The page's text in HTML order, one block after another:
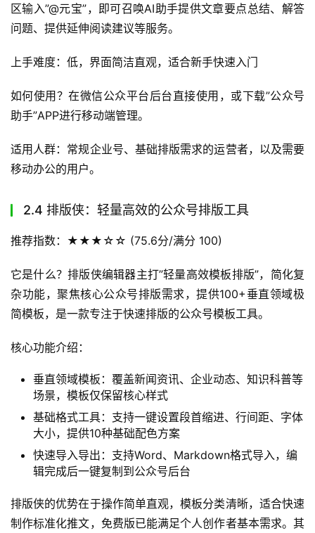
区输入”@元宝”，即可召唤AI助手提供文章要点总结、解答
问题、提供延伸阅读建议等服务。
上手难度：低，界面简洁直观，适合新手快速入门
如何使用？在微信公众平台后台直接使用，或下载”公众号
助手”APP进行移动端管理。
适用人群：常规企业号、基础排版需求的运营者，以及需要
移动办公的用户。
2.4 排版侠：轻量高效的公众号排版工具
推荐指数：★★★☆☆ (75.6分/满分 100)
它是什么？排版侠编辑器主打”轻量高效模板排版”，简化复
杂功能，聚焦核心公众号排版需求，提供100+垂直领域极
简模板，是一款专注于快速排版的公众号模板工具。
核心功能介绍：
垂直领域模板：覆盖新闻资讯、企业动态、知识科普等
场景，模板仅保留核心样式
基础格式工具：支持一键设置段首缩进、行间距、字体
大小，提供10种基础配色方案
快速导入导出：支持Word、Markdown格式导入，编
辑完成后一键复制到公众号后台
排版侠的优势在于操作简单直观，模板分类清晰，适合快速
制作标准化推文，免费版已能满足个人创作者基本需求。其